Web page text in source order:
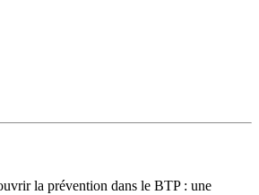
la prévention dans le BTP : une